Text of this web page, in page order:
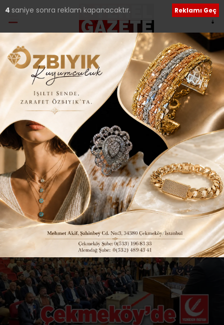
Ana Sayfa›Güncel
MECLİS ÜYELERİNDEN
BELEDİYE ELEŞTİRİSİNE
TEPKİ..
Giriş: 27-09-2025 23:10
Güncelleme: 27-09-2025 23:13
242 Güncel Siyaset
3 saniye sonra reklam kapanacaktır. Reklamı Geç